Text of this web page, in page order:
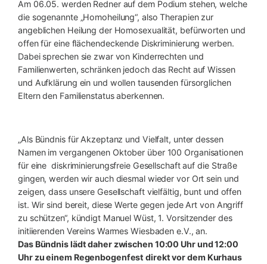
Am 06.05. werden Redner auf dem Podium stehen, welche
die sogenannte „Homoheilung“, also Therapien zur
angeblichen Heilung der Homosexualität, befürworten und
offen für eine flächendeckende Diskriminierung werben.
Dabei sprechen sie zwar von Kinderrechten und
Familienwerten, schränken jedoch das Recht auf Wissen
und Aufklärung ein und wollen tausenden fürsorglichen
Eltern den Familienstatus aberkennen.
„Als Bündnis für Akzeptanz und Vielfalt, unter dessen
Namen im vergangenen Oktober über 100 Organisationen
für eine diskriminierungsfreie Gesellschaft auf die Straße
gingen, werden wir auch diesmal wieder vor Ort sein und
zeigen, dass unsere Gesellschaft vielfältig, bunt und offen
ist. Wir sind bereit, diese Werte gegen jede Art von Angriff
zu schützen“, kündigt Manuel Wüst, 1. Vorsitzender des
initiierenden Vereins Warmes Wiesbaden e.V., an.
Das Bündnis lädt daher zwischen 10:00 Uhr und 12:00
Uhr zu einem Regenbogenfest direkt vor dem Kurhaus